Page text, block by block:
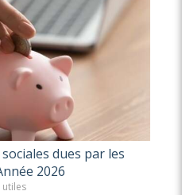
dues par les
2026
utiles